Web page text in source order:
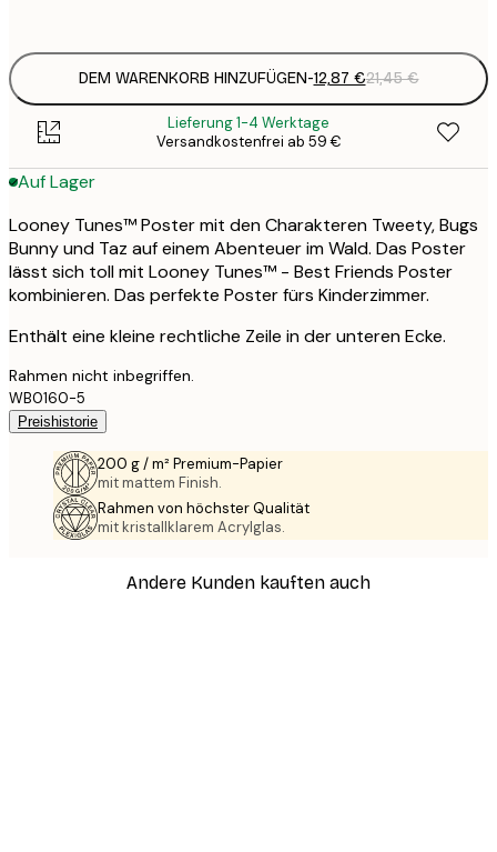
DEM WARENKORB HINZUFÜGEN-12,87 €21,45 €
Lieferung 1-4 Werktage
Versandkostenfrei ab 59 €
Auf Lager
Looney Tunes™ Poster mit den Charakteren Tweety, Bugs
Bunny und Taz auf einem Abenteuer im Wald. Das Poster
lässt sich toll mit Looney Tunes™ - Best Friends Poster
kombinieren. Das perfekte Poster fürs Kinderzimmer.
Enthält eine kleine rechtliche Zeile in der unteren Ecke.
Rahmen nicht inbegriffen.
WB0160-5
Preishistorie
200 g / m² Premium-Papier
mit mattem Finish.
Rahmen von höchster Qualität
mit kristallklarem Acrylglas.
Andere Kunden kauften auch